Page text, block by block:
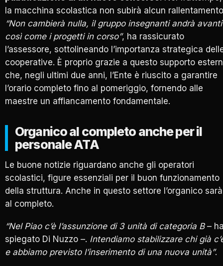
la macchina scolastica non subirà alcun
“Non cambierà nulla, il gruppo insegnanti andrà avanti
così come i progetti in corso”, ha rassicurato
l’assessore, sottolineando l’importanza strategica
cooperative. È proprio grazie a questo supporto
che, negli ultimi due anni, l’Ente è riuscito a garantire
l’orario completo fino al pomeriggio, fornendo alle
maestre un affiancamento fondamentale.
Organico al completo anche per il
personale ATA
Le buone notizie riguardano anche gli operatori
scolastici, figure essenziali per il buon funzionamento
della struttura. Anche in questo settore l’organico sarà
al completo.
“Nel Piao c’è l’assunzione di 3 unità di categoria B–
spiegato Di Nuzzo –. Intendiamo stabilizzare chi già
e abbiamo previsto l’inserimento di una nuova unità”.